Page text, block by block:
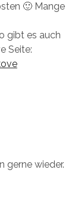
🙂 Mange
gibt es auch
Seite:
gerne wieder.